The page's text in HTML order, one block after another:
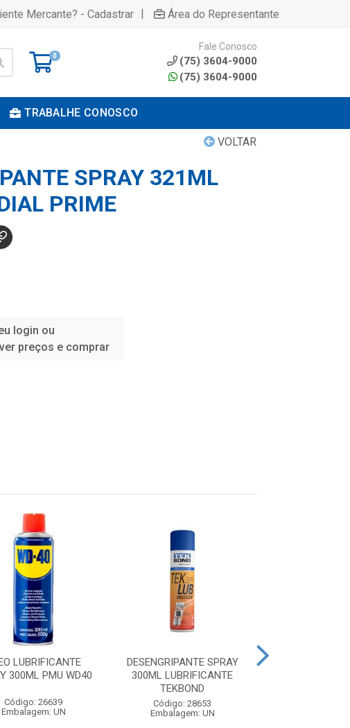
Mercante? - Cadastrar | Área do Representante
0
Fale Conosco
(75) 3604-9000
(75) 3604-9000
TRABALHE CONOSCO
VOLTAR
SPRAY 321ML
PRIME
login ou
preços e comprar
LUBRIFICANTE
300ML PMU WD40
Código: 26639
Embalagem: UN
DESENGRIPANTE SPRAY
300ML LUBRIFICANTE
TEKBOND
Código: 28653
Embalagem: UN